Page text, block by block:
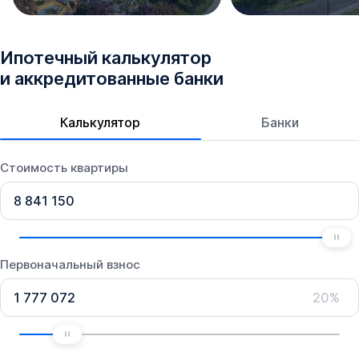
Ипотечный калькулятор
и аккредитованные банки
Калькулятор Банки
Стоимость квартиры
Первоначальный взнос
20%